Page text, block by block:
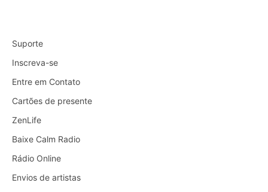
Suporte
Inscreva-se
Entre em Contato
Cartões de presente
ZenLife
Baixe Calm Radio
Rádio Online
Envios de artistas